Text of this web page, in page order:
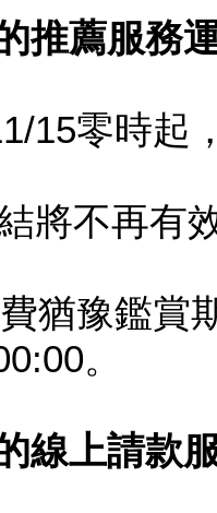
推薦服務
15零時起
將不再有
猶豫鑑賞
。
線上請款